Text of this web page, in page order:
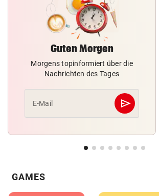
Guten Morgen
Morgens topinformiert über die
Nachrichten des Tages
E-Mail send
Abschicken
GAMES